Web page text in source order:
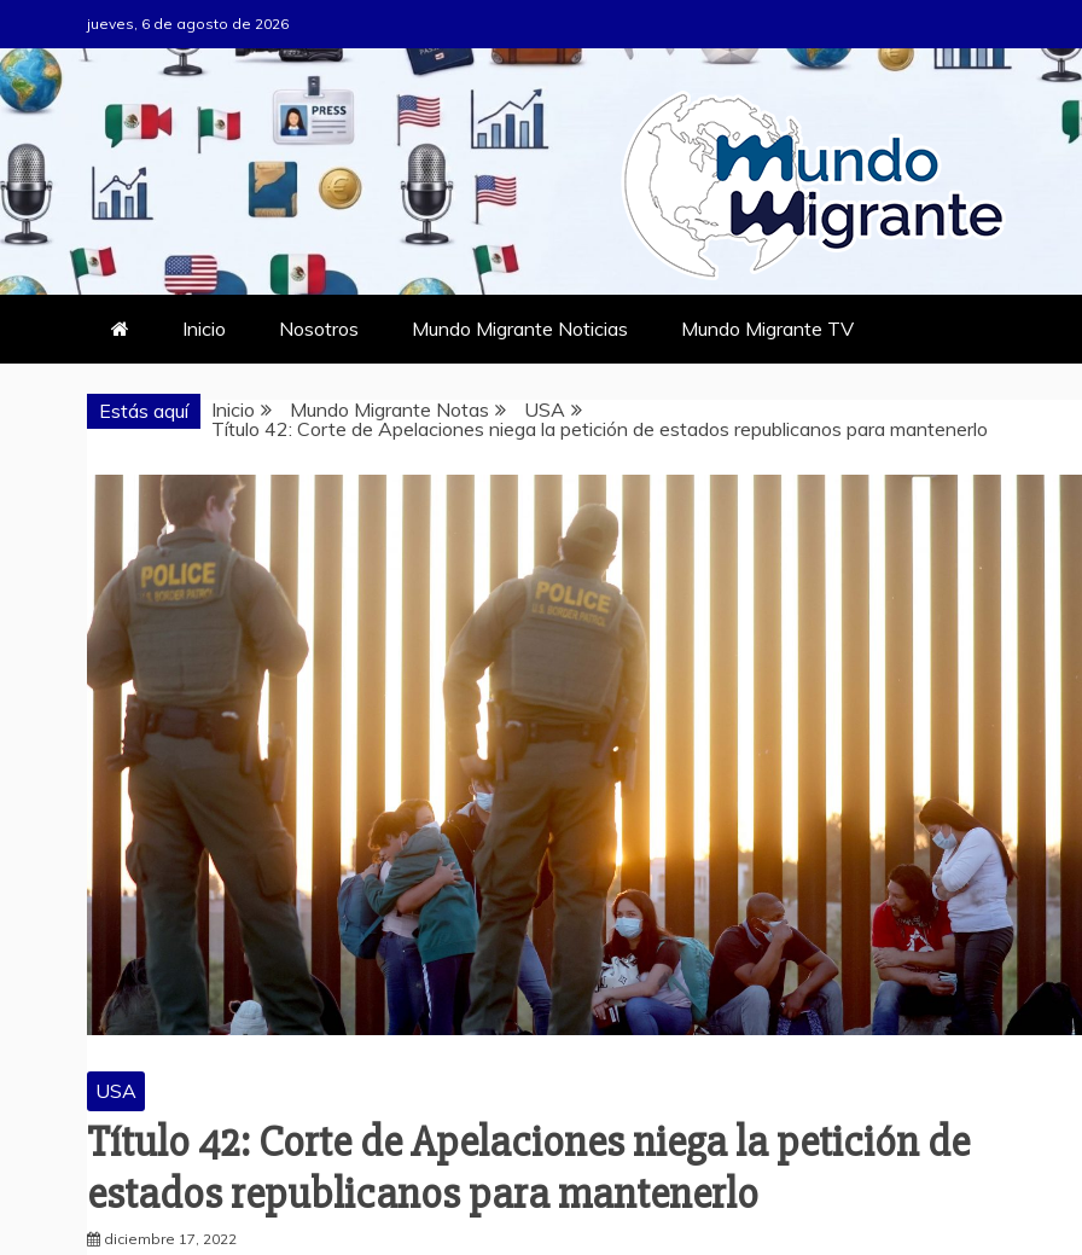
al
contenido
jueves, 6 de agosto de 2026
MUNDO MIGRANTE
DONDE TODOS SOMOS MIGRANTES
Inicio Nosotros Mundo Migrante Noticias Mundo Migrante TV
Estás aquí Inicio Mundo Migrante Notas
USA
Título 42: Corte de Apelaciones niega la petición de estados republicanos para mantenerlo
USA
Título 42: Corte de Apelaciones niega la petición de
estados republicanos para mantenerlo
diciembre 17, 2022